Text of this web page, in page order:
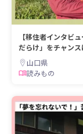
【移住者インタビ
だらけ」をチャンス
山口県
読みもの